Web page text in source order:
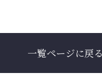
一覧ページに戻る